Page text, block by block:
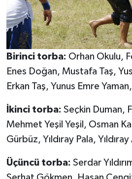
Birinci torba: Orhan Okulu,
Enes Doğan, Mustafa Taş,
Erkan Taş, Yunus Emre
İkinci torba: Seçkin Duman,
Mehmet Yeşil Yeşil, Osman
Gürbüz, Yıldıray Pala, Yıldıray
Üçüncü torba: Serdar